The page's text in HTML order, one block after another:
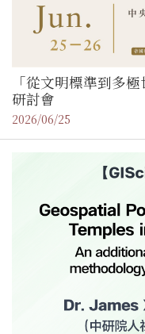
「從文明標準到多
研討會
2026/06/25